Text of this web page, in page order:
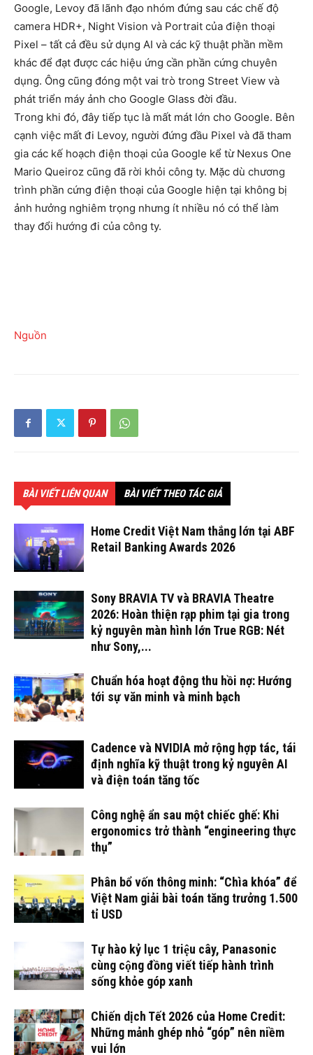
Google, Levoy đã lãnh đạo nhóm đứng sau các chế độ
camera HDR+, Night Vision và Portrait của điện thoại
Pixel – tất cả đều sử dụng AI và các kỹ thuật phần mềm
khác để đạt được các hiệu ứng cần phần cứng chuyên
dụng. Ông cũng đóng một vai trò trong Street View và
phát triển máy ảnh cho Google Glass đời đầu.
Trong khi đó, đây tiếp tục là mất mát lớn cho Google. Bên
cạnh việc mất đi Levoy, người đứng đầu Pixel và đã tham
gia các kế hoạch điện thoại của Google kể từ Nexus One
Mario Queiroz cũng đã rời khỏi công ty. Mặc dù chương
trình phần cứng điện thoại của Google hiện tại không bị
ảnh hưởng nghiêm trọng nhưng ít nhiều nó có thể làm
thay đổi hướng đi của công ty.
Nguồn
BÀI VIẾT LIÊN QUAN BÀI VIẾT THEO TÁC GIẢ
Home Credit Việt Nam thắng lớn tại ABF
Retail Banking Awards 2026
Sony BRAVIA TV và BRAVIA Theatre
2026: Hoàn thiện rạp phim tại gia trong
kỷ nguyên màn hình lớn True RGB: Nét
như Sony,...
Chuẩn hóa hoạt động thu hồi nợ: Hướng
tới sự văn minh và minh bạch
Cadence và NVIDIA mở rộng hợp tác, tái
định nghĩa kỹ thuật trong kỷ nguyên AI
và điện toán tăng tốc
Công nghệ ẩn sau một chiếc ghế: Khi
ergonomics trở thành “engineering thực
thụ”
Phân bổ vốn thông minh: “Chìa khóa” để
Việt Nam giải bài toán tăng trưởng 1.500
tỉ USD
Tự hào kỷ lục 1 triệu cây, Panasonic
cùng cộng đồng viết tiếp hành trình
sống khỏe góp xanh
Chiến dịch Tết 2026 của Home Credit:
Những mảnh ghép nhỏ “góp” nên niềm
vui lớn